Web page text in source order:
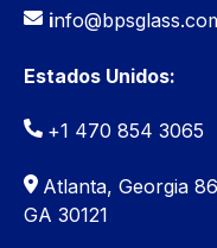
i
Estados Unidos:
+1 470 854 3065
Atlanta, Georgia
GA 30121